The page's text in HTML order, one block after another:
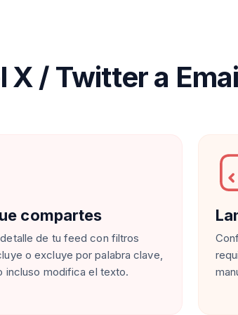
X / Twitter a
compartes
de tu feed con filtros
o excluye por palabra clave,
incluso modifica el texto.